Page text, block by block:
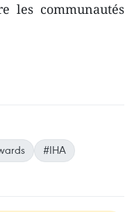
les communautés
#IHA